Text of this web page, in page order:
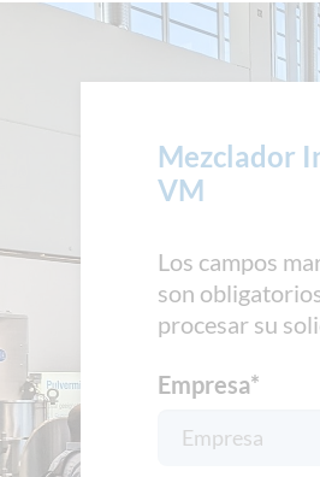
Mezclador
VM
Los campos
son
procesar su
Empresa*